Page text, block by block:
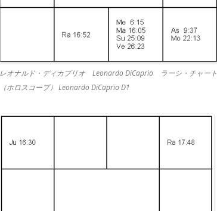
レオナルド・ディカプリオ Leonardo DiCaprio ラーシ・チャート
（ホロスコープ） Leonardo DiCaprio D1